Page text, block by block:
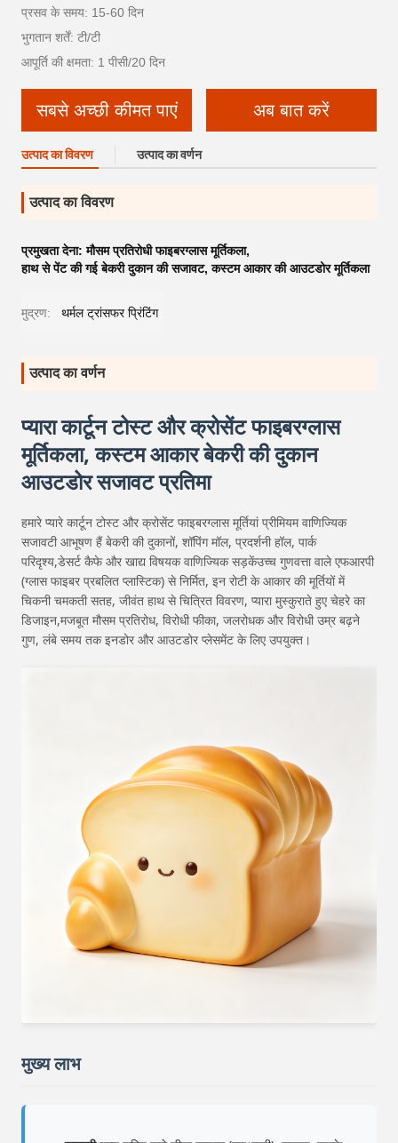
प्रसव के समय: 15-60 दिन
भुगतान शर्तें: टी/टी
आपूर्ति की क्षमता: 1 पीसी/20 दिन
सबसे अच्छी कीमत पाएं अब बात करें
उत्पाद का विवरण उत्पाद का वर्णन
उत्पाद का विवरण
प्रमुखता देना:मौसम प्रतिरोधी फाइबरग्लास मूर्तिकला,
हाथ से पेंट की गई बेकरी दुकान की सजावट,कस्टम आकार की आउटडोर मूर्तिकला
मुद्रण: थर्मल ट्रांसफर प्रिंटिंग
उत्पाद का वर्णन
प्यारा कार्टून टोस्ट और क्रोसेंट फाइबरग्लास
मूर्तिकला, कस्टम आकार बेकरी की दुकान
आउटडोर सजावट प्रतिमा
हमारे प्यारे कार्टून टोस्ट और क्रोसेंट फाइबरग्लास मूर्तियां प्रीमियम वाणिज्यिक
सजावटी आभूषण हैं बेकरी की दुकानों, शॉपिंग मॉल, प्रदर्शनी हॉल, पार्क
परिदृश्य,डेसर्ट कैफे और खाद्य विषयक वाणिज्यिक सड़केंउच्च गुणवत्ता वाले एफआरपी
(ग्लास फाइबर प्रबलित प्लास्टिक) से निर्मित, इन रोटी के आकार की मूर्तियों में
चिकनी चमकती सतह, जीवंत हाथ से चित्रित विवरण, प्यारा मुस्कुराते हुए चेहरे का
डिजाइन,मजबूत मौसम प्रतिरोध, विरोधी फीका, जलरोधक और विरोधी उम्र बढ़ने
गुण, लंबे समय तक इनडोर और आउटडोर प्लेसमेंट के लिए उपयुक्त।
मुख्य लाभ